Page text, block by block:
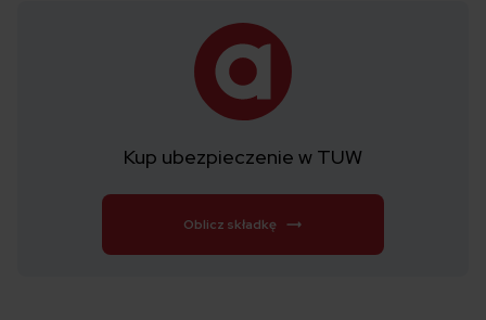
Kup ubezpieczenie w TUW
Oblicz składkę